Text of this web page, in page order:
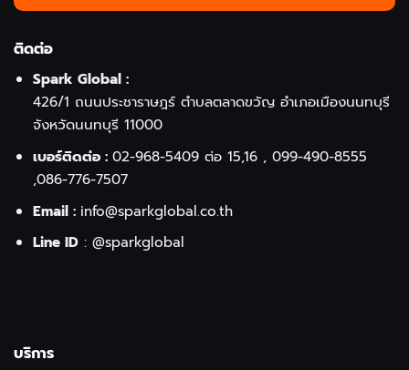
ติดต่อ
Spark Global :
426/1 ถนนประชาราษฎร์ ตำบลตลาดขวัญ อำเภอเมืองนนทบุรี
จังหวัดนนทบุรี 11000
เบอร์ติดต่อ : 02-968-5409ต่อ 15,16 , 099-490-8555
,086-776-7507
Email : info@sparkglobal.co.th
Line ID: @sparkglobal
บริการ